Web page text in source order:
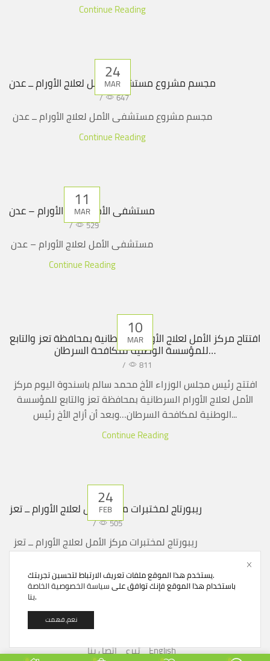
Continue Reading
24
MAR
مجسم مشروع مستشفى الأمل لعلاج الأورام ــ عدن
/ 647
مجسم مشروع مستشفى الأمل لعلاج الأورام ــ عدن
Continue Reading
11
MAR
مستشفى الأمل لعلاج الأورام – عدن
/ 529
مستشفى الأمل لعلاج الأورام – عدن
Continue Reading
10
MAR
افتتاح مركز الأمل لعلاج الأورام السرطانية بمحافظة تعز والتابع
للمؤسسة الوطنية لمكافحة السرطان…
/ 811
افتتح رئيس مجلس الوزراء الأخ محمد سالم باسندوة اليوم مركز
الأمل لعلاج الأورام السرطانية بمحافظة تعز والتابع للمؤسسة
الوطنية لمكافحة السرطان…وبعد أن أزاح الأخ رئيس...
Continue Reading
24
FEB
ريبورتاج لمختبرات مركز الأمل لعلاج الأورام ــ تعز
/ 505
ريبورتاج لمختبرات مركز الأمل لعلاج الأورام ــ تعز
اتصل بنا تبرع English
يستخدم هذا الموقع ملفات تعريف الارتباط لتحسين تجربتك.
باستخدام هذا الموقع فإنك توافق علىسياسة الخصوصية الخاصة
بنا.
نعم, فهمت